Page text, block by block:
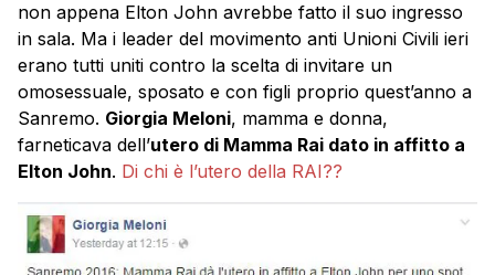
non appena Elton John avrebbe fatto il suo ingresso
in sala. Ma i leader del movimento anti Unioni Civili ieri
erano tutti uniti contro la scelta di invitare un
omosessuale, sposato e con figli proprio quest’anno a
Sanremo. Giorgia Meloni, mamma e donna,
farneticava dell’utero di Mamma Rai dato in affitto a
Elton John. Di chi è l’utero della RAI??